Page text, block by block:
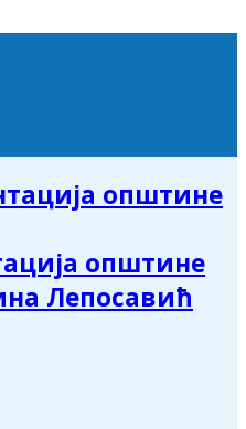
општине
Лепосавић